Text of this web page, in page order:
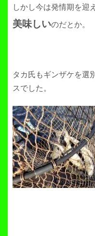
しかし今は発情期を迎
美味しいのだとか。
タカ氏もギンザケを選
スでした。